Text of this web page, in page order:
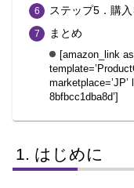
ステップ5．購
まとめ
[amazon_link
marketplace=’JP’
8bfbcc1dba8d’]
はじめに